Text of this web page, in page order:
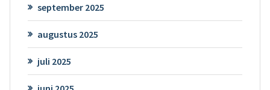
september 2025
augustus 2025
juli 2025